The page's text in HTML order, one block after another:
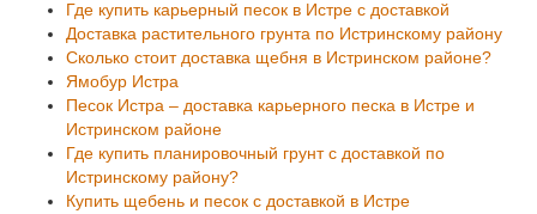
Где купить карьерный песок в Истре с доставкой
Доставка растительного грунта по Истринскому району
Сколько стоит доставка щебня в Истринском районе?
Ямобур Истра
Песок Истра – доставка карьерного песка в Истре и
Истринском районе
Где купить планировочный грунт с доставкой по
Истринскому району?
Купить щебень и песок с доставкой в Истре